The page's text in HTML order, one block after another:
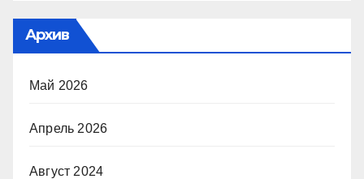
Архив
Май 2026
Апрель 2026
Август 2024